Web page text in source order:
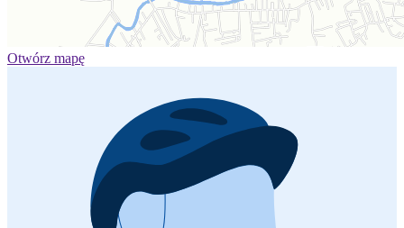
Otwórz mapę